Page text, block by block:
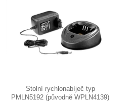
Stolní rychlonabíječ typ
PMLN5192 (původně WPLN4139)